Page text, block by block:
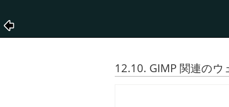
12.10. GIMP 関連のウ